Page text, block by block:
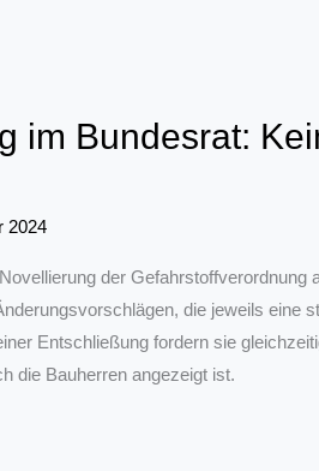
im Bundesrat:
2024
der
die jeweils eine
Entschließung fordern sie
die Bauherren angezeigt ist.